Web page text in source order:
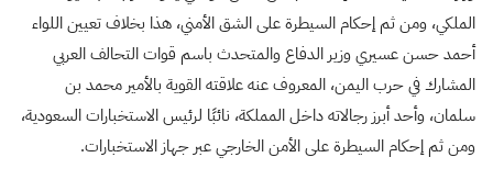
الملكي، ومن ثم إحكام السيطرة على الشق الأمني، هذا بخلاف تعيين اللواء
أحمد حسن عسيري وزير الدفاع والمتحدث باسم قوات التحالف العربي
المشارك في حرب اليمن، المعروف عنه علاقته القوية بالأمير محمد بن
سلمان، وأحد أبرز رجالاته داخل المملكة، نائبًا لرئيس الاستخبارات السعودية،
ومن ثم إحكام السيطرة على الأمن الخارجي عبر جهاز الاستخبارات.